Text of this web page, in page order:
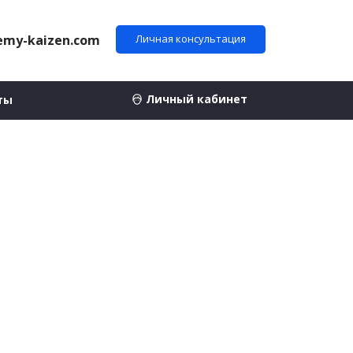
Личная консультация
kaizen.com
Личный кабинет